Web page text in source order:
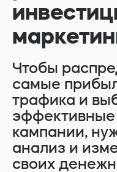
+380507411693
UA RU
Чтобы
самые
трафика и
кампании,
анализ и
своих